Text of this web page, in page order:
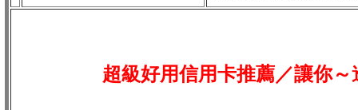
超級好用信用卡推薦／讓你～